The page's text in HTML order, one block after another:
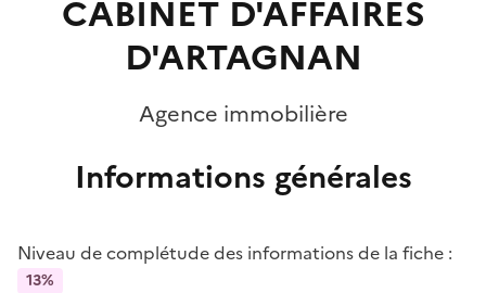
CABINET D'AFFAIRES
D'ARTAGNAN
Agence immobilière
Informations générales
Niveau de complétude des informations de la fiche :
13%